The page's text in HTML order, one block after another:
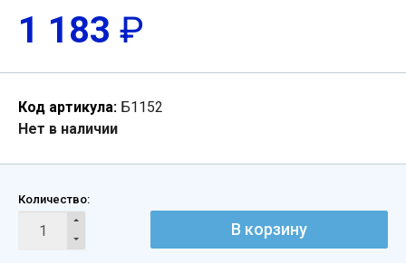
1 183 ₽
Код артикула: Б1152
Нет в наличии
Количество:
В корзину